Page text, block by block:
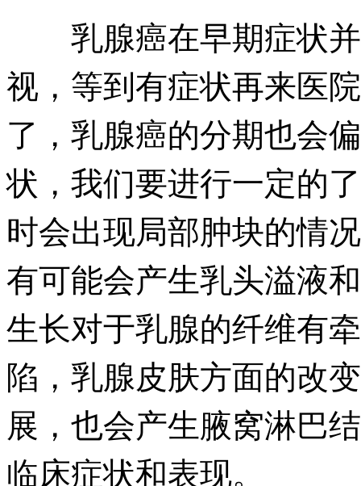
乳腺癌在早期症状并
视，等到有症状再来医
了，乳腺癌的分期也会
状，我们要进行一定的
时会出现局部肿块的情
有可能会产生乳头溢液
生长对于乳腺的纤维有
陷，乳腺皮肤方面的改
展，也会产生腋窝淋巴
临床症状和表现。